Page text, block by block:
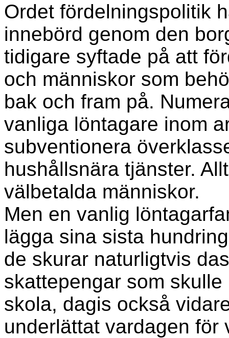
Ordet fördelningspolitik
innebörd genom den
tidigare syftade på att
och människor som
bak och fram på.
vanliga löntagare inom
subventionera
hushållsnära tjänster.
välbetalda människor.
Men en vanlig
lägga sina sista
de skurar naturligtvis
skattepengar som
skola, dagis också
underlättat vardagen för